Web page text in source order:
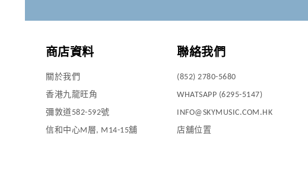
商店資料
關於我們
香港九龍旺角
彌敦道582-592號
信和中心M層, M14-15舖
聯絡我們
(852) 2780-5680
WHATSAPP (6295-5147)
INFO@SKYMUSIC.COM.HK
店舖位置